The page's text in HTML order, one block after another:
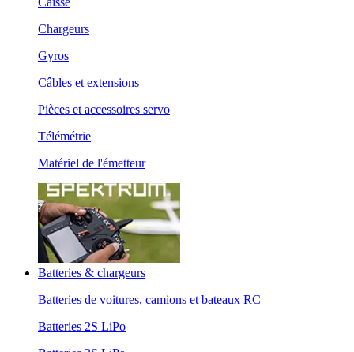
Chargeurs
Gyros
Câbles et extensions
Pièces et accessoires servo
Télémétrie
Matériel de l'émetteur
Batteries & chargeurs
Batteries de voitures, camions et bateaux RC
Batteries 2S LiPo